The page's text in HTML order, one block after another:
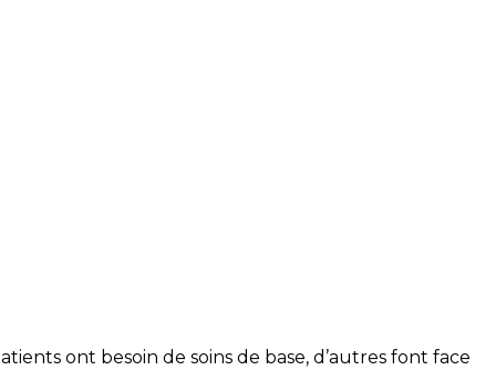
ont besoin de soins de base, d’autres font face